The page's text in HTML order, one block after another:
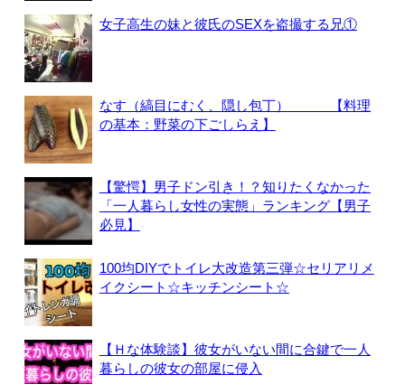
女子高生の妹と彼氏のSEXを盗撮する兄①
なす（縞目にむく、隠し包丁） 【料理
の基本：野菜の下ごしらえ】
【驚愕】男子ドン引き！？知りたくなかった
「一人暮らし女性の実態」ランキング【男子
必見】
100均DIYでトイレ大改造第三弾☆セリアリメ
イクシート☆キッチンシート☆
【Ｈな体験談】彼女がいない間に合鍵で一人
暮らしの彼女の部屋に侵入